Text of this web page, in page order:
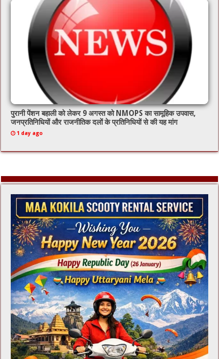
पुरानी पेंशन बहाली को लेकर 9 अगस्त को NMOPS का सामूहिक उपवास,
जनप्रतिनिधियों और राजनीतिक दलों के प्रतिनिधियों से की यह मांग
1 day ago